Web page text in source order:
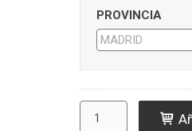
PROVINCIA